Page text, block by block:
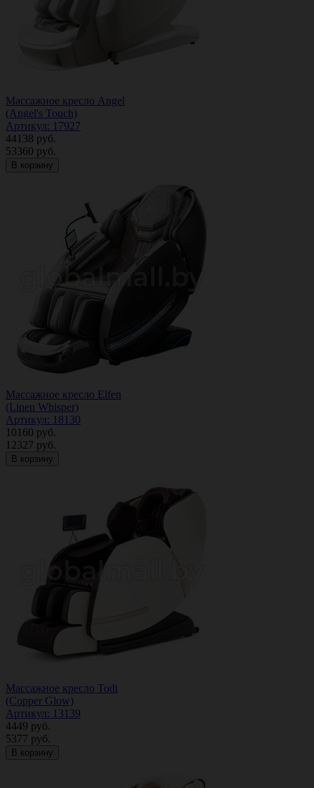
Массажное кресло Angel
(Angel's Touch)
Артикул: 17927
44138 руб.
53360 руб.
В корзину
Массажное кресло Elfen
(Linen Whisper)
Артикул: 18130
10160 руб.
12327 руб.
В корзину
Массажное кресло Todi
(Copper Glow)
Артикул: 13139
4449 руб.
5377 руб.
В корзину